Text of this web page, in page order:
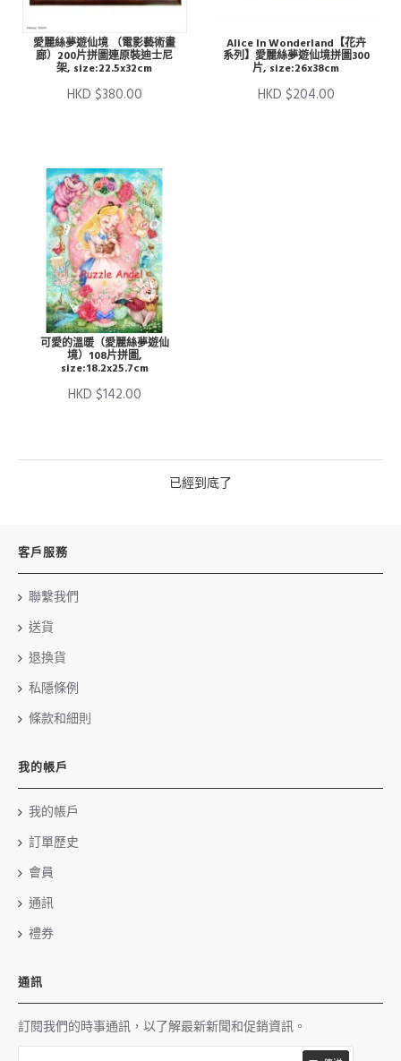
愛麗絲夢遊仙境 （電影藝術畫
廊）200片拼圖連原裝迪士尼
架, size:22.5x32cm
HKD $380.00
Alice In Wonderland【花卉
系列】愛麗絲夢遊仙境拼圖300
片, size:26x38cm
HKD $204.00
可愛的溫暖（愛麗絲夢遊仙
境）108片拼圖,
size:18.2x25.7cm
HKD $142.00
已經到底了
客戶服務
聯繫我們
送貨
退換貨
私隱條例
條款和細則
我的帳戶
我的帳戶
訂單歷史
會員
通訊
禮券
通訊
訂閱我們的時事通訊，以了解最新新聞和促銷資訊。